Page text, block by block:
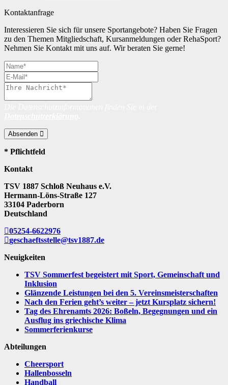
Kontaktanfrage
Interessieren Sie sich für unsere Sportangebote? Haben Sie Fragen
zu den Themen Mitgliedschaft, Kursanmeldungen oder RehaSport?
Nehmen Sie Kontakt mit uns auf. Wir beraten Sie gerne!
Absenden
* Pflichtfeld
Kontakt
TSV 1887 Schloß Neuhaus e.V.
Hermann-Löns-Straße 127
33104 Paderborn
Deutschland
05254-6622976
geschaeftsstelle@tsv1887.de
Neuigkeiten
TSV Sommerfest begeistert mit Sport, Gemeinschaft und
Inklusion
Glänzende Leistungen bei den 5. Vereinsmeisterschaften
Nach den Ferien geht’s weiter – jetzt Kursplatz sichern!
Tag des Ehrenamts 2026: Boßeln, Begegnungen und ein
Ausflug ins griechische Klima
Sommerferienkurse
Abteilungen
Cheersport
Hallenbosseln
Handball